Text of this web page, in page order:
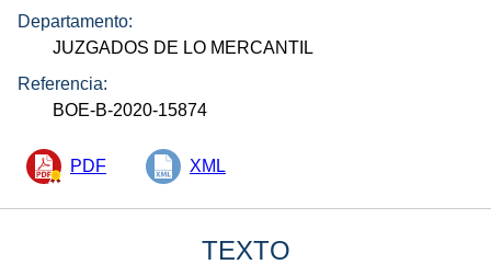
Departamento:
JUZGADOS DE LO MERCANTIL
Referencia:
BOE-B-2020-15874
PDF XML
TEXTO